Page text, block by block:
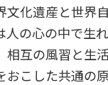
化遺産と世界
の心の中で生
互の風習と生
こした共通の